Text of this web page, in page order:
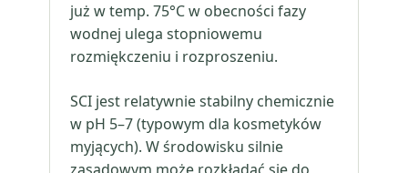
już w temp. 75°C w obecności fazy
wodnej ulega stopniowemu
rozmiękczeniu i rozproszeniu.
SCI jest relatywnie stabilny chemicznie
w pH 5–7 (typowym dla kosmetyków
myjących). W środowisku silnie